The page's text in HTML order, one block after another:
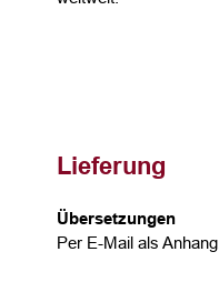
Lieferung
Übersetzungen
Per E-Mail als Anhang.